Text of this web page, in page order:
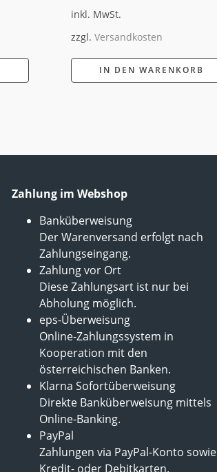
inkl. MwSt.
zzgl.Versandkosten
IN DEN WARENKORB
Zahlung im Webshop
Banküberweisung
Der Warenversand erfolgt nach
Zahlungseingang.
Zahlung vor Ort
Diese Zahlungsart ist nur bei
Abholung möglich.
eps-Überweisung
Online-Zahlungssystem in
Kooperation mit den
österreichischen Banken.
Klarna Sofortüberweisung
Direkte Banküberweisung mittels
Online-Banking.
PayPal
Zahlungen via PayPal-Konto sowie
Kredit- oder Debitkarten.